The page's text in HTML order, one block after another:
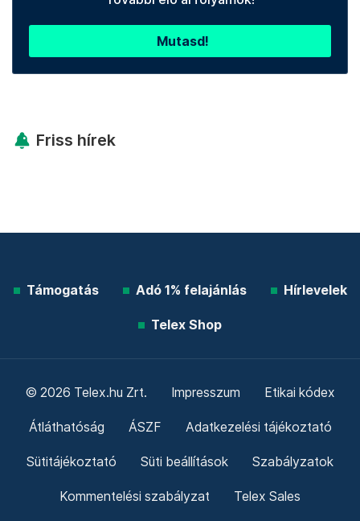
Mutasd!
Friss hírek
Támogatás Adó 1% felajánlás Hírlevelek
Telex Shop
© 2026 Telex.hu Zrt. Impresszum Etikai kódex
Átláthatóság ÁSZF Adatkezelési tájékoztató
Sütitájékoztató Süti beállítások Szabályzatok
Kommentelési szabályzat Telex Sales